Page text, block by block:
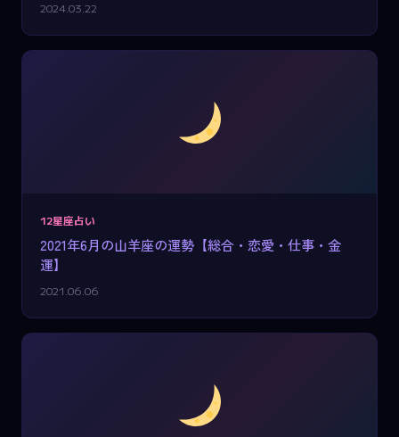
2024.03.22
12星座占い
2021年6月の山羊座の運勢【総合・恋愛・仕事・金
運】
2021.06.06